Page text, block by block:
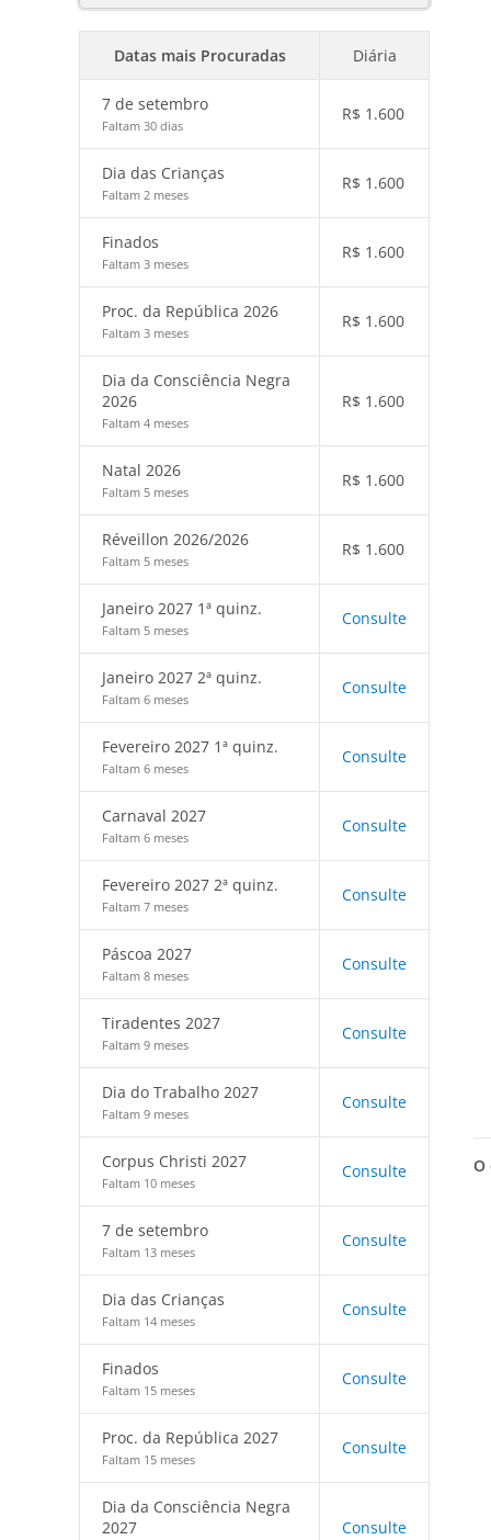
Datas mais Procuradas Diária
7 de setembro
Faltam 30 dias
R$ 1.600
Dia das Crianças
Faltam 2 meses
R$ 1.600
Finados
Faltam 3 meses
R$ 1.600
Proc. da República 2026
Faltam 3 meses
R$ 1.600
Dia da Consciência Negra
2026
Faltam 4 meses
R$ 1.600
Natal 2026
Faltam 5 meses
R$ 1.600
Réveillon 2026/2026
Faltam 5 meses
R$ 1.600
Janeiro 2027 1ª quinz.
Faltam 5 meses
Consulte
Janeiro 2027 2ª quinz.
Faltam 6 meses
Consulte
Fevereiro 2027 1ª quinz.
Faltam 6 meses
Consulte
Carnaval 2027
Faltam 6 meses
Consulte
Fevereiro 2027 2ª quinz.
Faltam 7 meses
Consulte
Páscoa 2027
Faltam 8 meses
Consulte
Tiradentes 2027
Faltam 9 meses
Consulte
Dia do Trabalho 2027
Faltam 9 meses
Consulte
Corpus Christi 2027
Faltam 10 meses
Consulte
7 de setembro
Faltam 13 meses
Consulte
Dia das Crianças
Faltam 14 meses
Consulte
Finados
Faltam 15 meses
Consulte
Proc. da República 2027
Faltam 15 meses
Consulte
Dia da Consciência Negra
2027
Consulte
O